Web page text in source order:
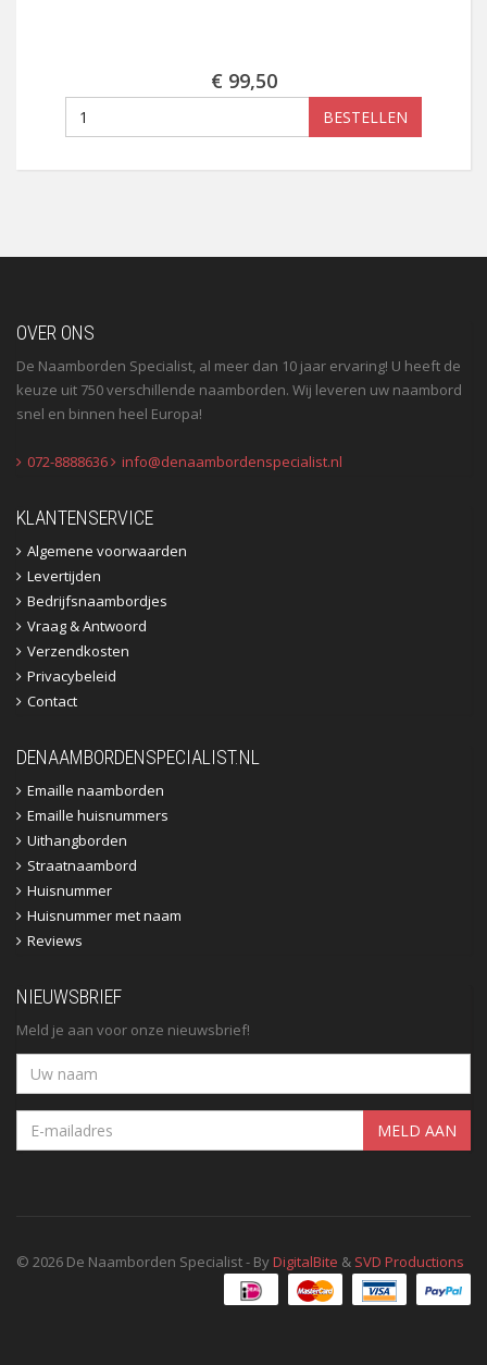
€ 99,50
BESTELLEN
OVER ONS
De Naamborden Specialist, al meer dan 10 jaar ervaring! U heeft de
keuze uit 750 verschillende naamborden. Wij leveren uw naambord
snel en binnen heel Europa!
072-8888636 info@denaambordenspecialist.nl
KLANTENSERVICE
Algemene voorwaarden
Levertijden
Bedrijfsnaambordjes
Vraag & Antwoord
Verzendkosten
Privacybeleid
Contact
DENAAMBORDENSPECIALIST.NL
Emaille naamborden
Emaille huisnummers
Uithangborden
Straatnaambord
Huisnummer
Huisnummer met naam
Reviews
NIEUWSBRIEF
Meld je aan voor onze nieuwsbrief!
MELD AAN
© 2026 De Naamborden Specialist - ByDigitalBite & SVD Productions